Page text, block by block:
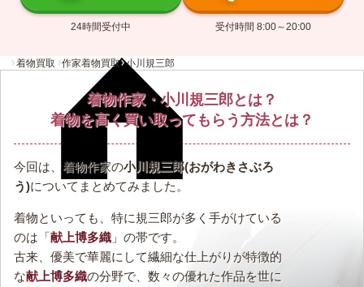
24時間受付中 受付時間 8:00～20:00
着物買取 作家着物買取 小川規三郎
着物作家・小川規三郎とは？
着物を高く買い取ってもらう方法とは？
今回は、着物作家の小川規三郎(おがわきさぶろ
う)についてまとめてみました。
着物といっても、特に規三郎が多く手がけている
のは「献上博多織 」の帯です。
古来、優美で華麗にして繊細な仕上がりが特徴的
な献上博多織の分野で、数々の優れた作品を世に